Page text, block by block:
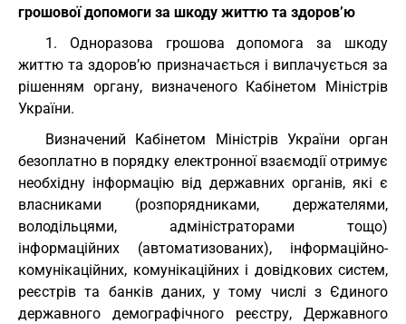
грошової допомоги за шкоду життю та здоров’ю
1. Одноразова грошова допомога за шкоду
життю та здоров’ю призначається і виплачується за
рішенням органу, визначеного Кабінетом Міністрів
України.
Визначений Кабінетом Міністрів України орган
безоплатно в порядку електронної взаємодії отримує
необхідну інформацію від державних органів, які є
власниками (розпорядниками, держателями,
володільцями, адміністраторами тощо)
інформаційних (автоматизованих), інформаційно-
комунікаційних, комунікаційних і довідкових систем,
реєстрів та банків даних, у тому числі з Єдиного
державного демографічного реєстру, Державного